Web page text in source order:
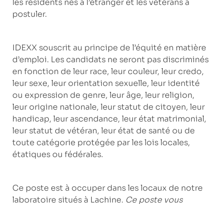
les résidents nés à l’étranger et les vétérans à
postuler.
IDEXX souscrit au principe de l’équité en matière
d’emploi. Les candidats ne seront pas discriminés
en fonction de leur race, leur couleur, leur credo,
leur sexe, leur orientation sexuelle, leur identité
ou expression de genre, leur âge, leur religion,
leur origine nationale, leur statut de citoyen, leur
handicap, leur ascendance, leur état matrimonial,
leur statut de vétéran, leur état de santé ou de
toute catégorie protégée par les lois locales,
étatiques ou fédérales.
Ce poste est à occuper dans les locaux de notre
laboratoire situés à Lachine. Ce poste vous